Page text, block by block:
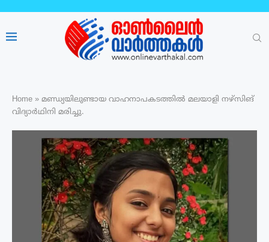
Home » മണ്ഡ്യയിലുണ്ടായ വാഹനാപകടത്തിൽ മലയാളി നഴ്‌സിങ്
വിദ്യാർഥിനി മരിച്ചു.